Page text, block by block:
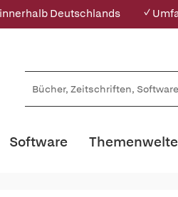
Deutschlands ✓
Software